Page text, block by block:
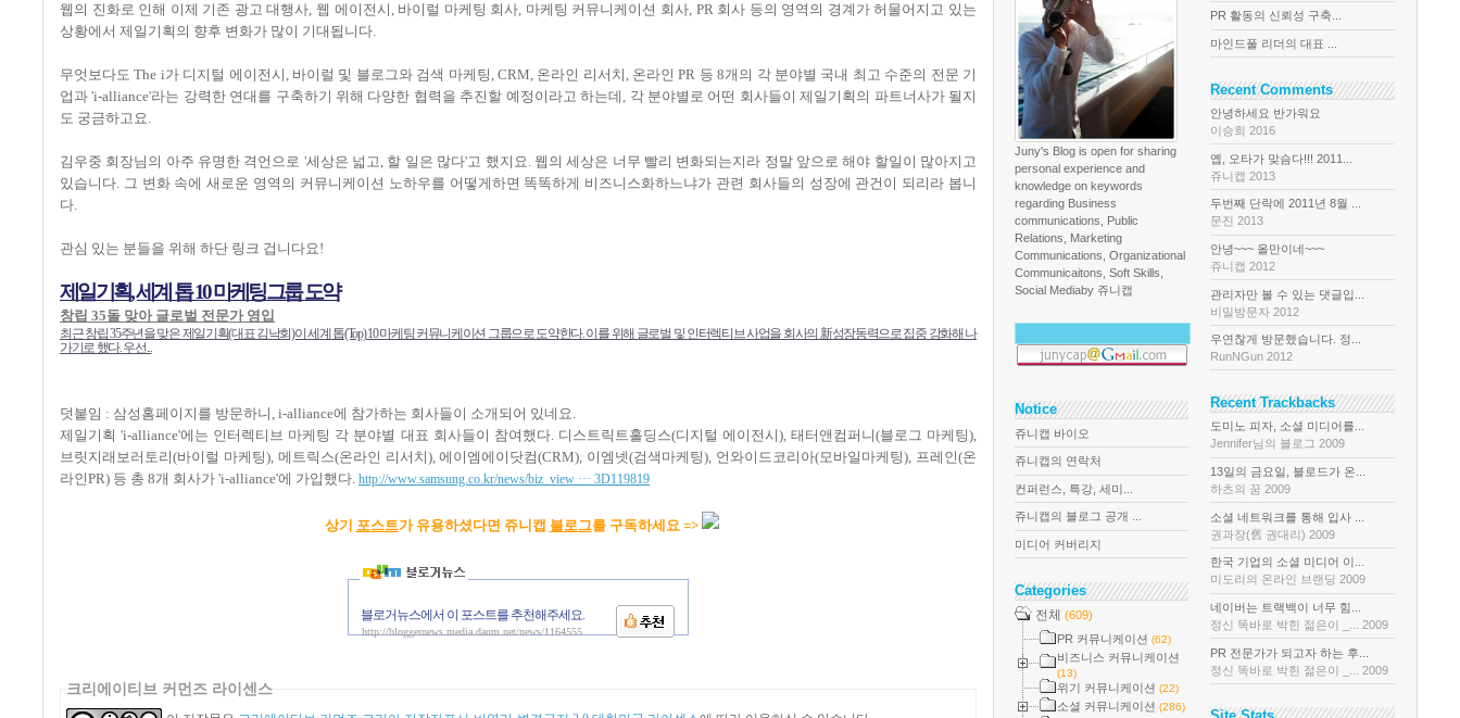
웹의 진화로 인해 이제 기존 광고 대행사, 웹 에이전시, 바이럴 마케팅 회사, 마케팅 커뮤니케이션 회사, PR 회사 등의 영역의 경계가 허물어지고 있는
상황에서 제일기획의 향후 변화가 많이 기대됩니다.
무엇보다도 The i가 디지털 에이전시, 바이럴 및 블로그와 검색 마케팅, CRM, 온라인 리서치, 온라인 PR 등 8개의 각 분야별 국내 최고 수준의 전문 기
업과 'i-alliance'라는 강력한 연대를 구축하기 위해 다양한 협력을 추진할 예정이라고 하는데, 각 분야별로 어떤 회사들이 제일기획의 파트너사가 될지
도 궁금하고요.
김우중 회장님의 아주 유명한 격언으로 '세상은 넓고, 할 일은 많다'고 했지요. 웹의 세상은 너무 빨리 변화되는지라 정말 앞으로 해야 할일이 많아지고
있습니다. 그 변화 속에 새로운 영역의 커뮤니케이션 노하우를 어떻게하면 똑똑하게 비즈니스화하느냐가 관련 회사들의 성장에 관건이 되리라 봅니
다.
관심 있는 분들을 위해 하단 링크 겁니다요!
제일기획, 세계 톱 10 마케팅그룹 도약
창립 35돌 맞아 글로벌 전문가 영입
최근 창립 35주년을 맞은 제일기획(대표 김낙회)이 세계 톱(Top) 10 마케팅 커뮤니케이션 그룹으로 도약한다. 이를 위해 글로벌 및 인터렉티브 사업을 회사의 新성장동력으로 집중 강화해 나
가기로 했다. 우선...
덧붙임 : 삼성홈페이지를 방문하니, i-alliance에 참가하는 회사들이 소개되어 있네요.
제일기획 'i-alliance'에는 인터렉티브 마케팅 각 분야별 대표 회사들이 참여했다. 디스트릭트홀딩스(디지털 에이전시), 태터앤컴퍼니(블로그 마케팅),
브릿지래보러토리(바이럴 마케팅), 메트릭스(온라인 리서치), 에이엠에이닷컴(CRM), 이엠넷(검색마케팅), 언와이드코리아(모바일마케팅), 프레인(온
라인PR) 등 총 8개 회사가 'i-alliance'에 가입했다. http://www.samsung.co.kr/news/biz_view ··· 3D119819
상기 포스트가 유용하셨다면 쥬니캡 블로그를 구독하세요 =>
블로거뉴스에서 이 포스트를 추천해주세요.
http://bloggernews.media.daum.net/news/1164555
크리에이티브 커먼즈 라이센스
Juny's Blog is open for sharing
personal experience and
knowledge on keywords
regarding Business
communications, Public
Relations, Marketing
Communications, Organizational
Communicaitons, Soft Skills,
Social Mediaby 쥬니캡
Notice
쥬니캡 바이오
쥬니캡의 연락처
컨퍼런스, 특강, 세미...
쥬니캡의 블로그 공개 ...
미디어 커버리지
Categories
전체 (609)
PR 커뮤니케이션 (62)
비즈니스 커뮤니케이션
(13)
위기 커뮤니케이션 (22)
소셜 커뮤니케이션 (286)
PR 활동의 신뢰성 구축...
마인드풀 리더의 대표 ...
Recent Comments
안녕하세요 반가워요
이승희 2016
옙, 오타가 맞슴다!!! 2011...
쥬니캡 2013
두번째 단락에 2011년 8월 ...
문진 2013
안녕~~~ 올만이네~~~
쥬니캡 2012
관리자만 볼 수 있는 댓글입...
비밀방문자 2012
우연찮게 방문했습니다. 정...
RunNGun 2012
Recent Trackbacks
도미노 피자, 소셜 미디어를...
Jennifer님의 블로그 2009
13일의 금요일, 블로드가 온...
하츠의 꿈 2009
소셜 네트워크를 통해 입사 ...
권과장(舊 권대리) 2009
한국 기업의 소셜 미디어 이...
미도리의 온라인 브랜딩 2009
네이버는 트랙백이 너무 힘...
정신 똑바로 박힌 젊은이 _... 2009
PR 전문가가 되고자 하는 후...
정신 똑바로 박힌 젊은이 _... 2009